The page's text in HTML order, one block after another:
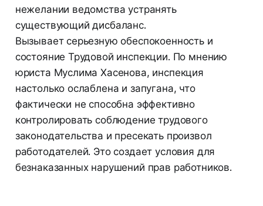
нежелании ведомства устранять
существующий дисбаланс.
Вызывает серьезную обеспокоенность и
состояние Трудовой инспекции. По мнению
юриста Муслима Хасенова, инспекция
настолько ослаблена и запугана, что
фактически не способна эффективно
контролировать соблюдение трудового
законодательства и пресекать произвол
работодателей. Это создает условия для
безнаказанных нарушений прав работников.